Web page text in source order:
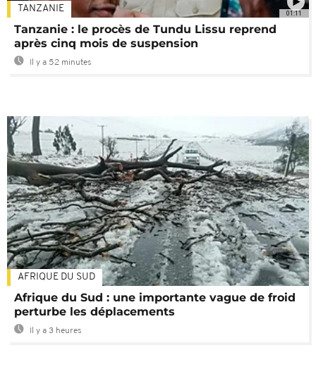
01:11
TANZANIE
Tanzanie : le procès de Tundu Lissu reprend
après cinq mois de suspension
Il y a 52 minutes
AFRIQUE DU SUD
Afrique du Sud : une importante vague de froid
perturbe les déplacements
Il y a 3 heures